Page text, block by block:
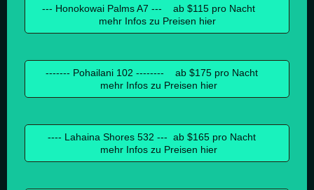
--- Honokowai Palms A7 --- ab $115 pro Nacht
mehr Infos zu Preisen hier
------- Pohailani 102 -------- ab $175 pro Nacht
mehr Infos zu Preisen hier
---- Lahaina Shores 532 --- ab $165 pro Nacht
mehr Infos zu Preisen hier